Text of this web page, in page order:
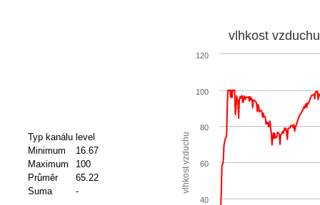
Typ kanálu level
Minimum
16.67
Maximum
100
Průměr
65.22
Suma
- vlhkost vzduchu
vlhkost vzduchu
40
60
80
100
120